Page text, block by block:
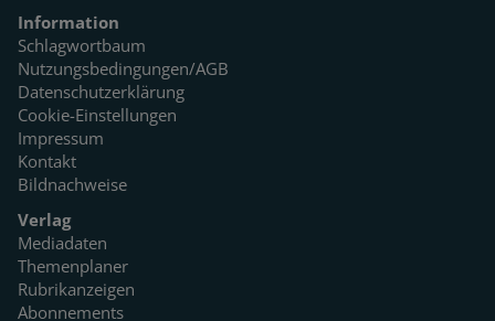
Information
Schlagwortbaum
Nutzungsbedingungen/AGB
Datenschutzerklärung
Cookie-Einstellungen
Impressum
Kontakt
Bildnachweise
Verlag
Mediadaten
Themenplaner
Rubrikanzeigen
Abonnements